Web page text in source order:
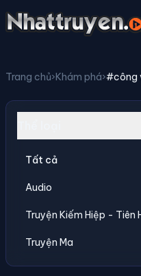
Trang chủ›Khám phá›#công
Tất cả
Audio
Truyện Kiếm Hiệp - Tiên
Truyện Ma